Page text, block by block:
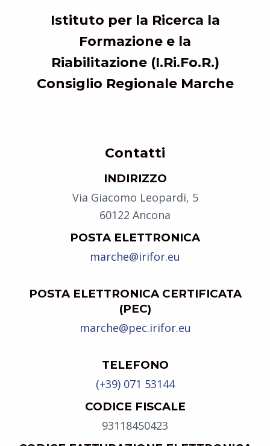
Istituto per la Ricerca la
Formazione e la
Riabilitazione (I.Ri.Fo.R.)
Consiglio Regionale Marche
Contatti
INDIRIZZO
Via Giacomo Leopardi, 5
60122 Ancona
POSTA ELETTRONICA
marche@irifor.eu
POSTA ELETTRONICA CERTIFICATA
(PEC)
marche@pec.irifor.eu
TELEFONO
(+39) 071 53144
CODICE FISCALE
93118450423